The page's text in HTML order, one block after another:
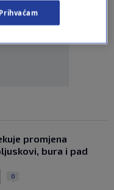
promjena
bura i pad
0
Prihvaćam